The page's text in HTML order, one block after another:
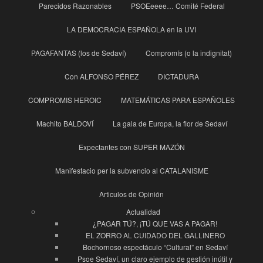
Parecidos Razonables PSOEeeee… Comité Federal
LA DEMOCRACIA ESPAÑOLA en la UVI
PAGAFANTAS (los de Sedaví) Compromís (o la indignitat)
Con ALFONSO PÉREZ DICTADURA
COMPROMIS HEROIC MATEMÁTICAS PARA ESPAÑOLES
Machito BALDOVÍ La gala de Europa, la flor de Sedaví
Expectantes con SUPER MAZÓN
Manifestacio per la subvencio al CATALANISME
Articulos de Opinión
Actualidad
¿PAGAR TÚ?, ¡TÚ QUE VAS A PAGAR!
EL ZORRO AL CUIDADO DEL GALLINERO
Bochornoso espectáculo “Cultural” en Sedaví
Psoe Sedaví, un claro ejemplo de gestión inútil y